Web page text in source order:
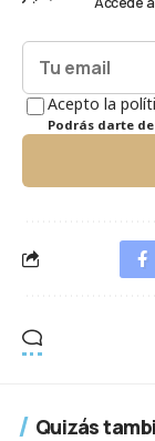
Acepto la
Podrás darte
Quizás